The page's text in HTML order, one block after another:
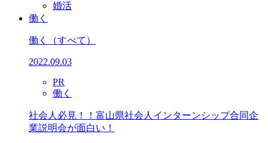
婚活
働く
働く （すべて）
2022.09.03
PR
働く
社会人必見！！富山県社会人インターンシップ合同企
業説明会が面白い！